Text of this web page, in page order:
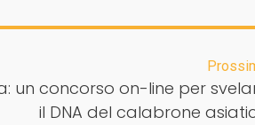
un concorso on-line per
il DNA del calabrone